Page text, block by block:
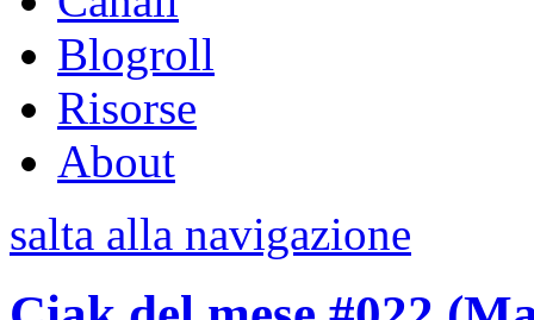
Blogroll
Risorse
About
salta alla navigazione